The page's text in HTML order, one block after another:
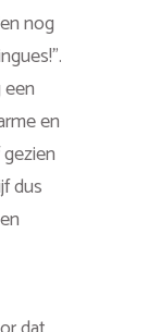
nog
en
dus